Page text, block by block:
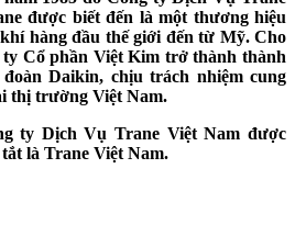
được biết đến là một thương hiệu
hàng đầu thế giới đến từ Mỹ. Cho
ty Cổ phần Việt Kim trở thành thành
Daikin, chịu trách nhiệm cung
thị trường Việt Nam.
ty Dịch Vụ Trane Việt Nam được
là Trane Việt Nam.